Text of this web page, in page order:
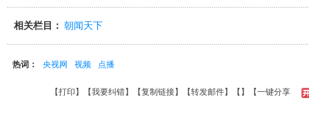
相关栏目： 朝闻天下
热词： 央视网 视频 点播
【打印 】【我要纠错】【复制链接】【转发邮件】【 】 【一键分享